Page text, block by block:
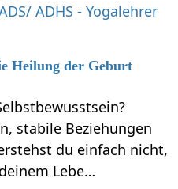
ADHS - Yogalehrer
Heilung der Geburt
stabile Beziehungen
du einfach nicht,
Lebe…